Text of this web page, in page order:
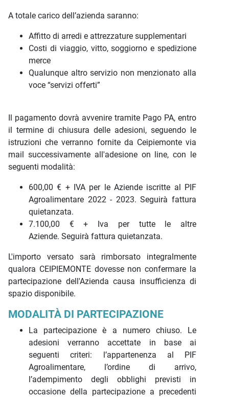
A totale carico dell’azienda saranno:
Affitto di arredi e attrezzature supplementari
Costi di viaggio, vitto, soggiorno e spedizione
merce
Qualunque altro servizio non menzionato alla
voce “servizi offerti”
Il pagamento dovrà avvenire tramite Pago PA, entro
il termine di chiusura delle adesioni, seguendo le
istruzioni che verranno fornite da Ceipiemonte via
mail successivamente all'adesione on line, con le
seguenti modalità:
600,00 € + IVA per le Aziende iscritte al PIF
Agroalimentare 2022 - 2023. Seguirà fattura
quietanzata.
7.100,00 € + Iva per tutte le altre
Aziende. Seguirà fattura quietanzata.
L'importo versato sarà rimborsato integralmente
qualora CEIPIEMONTE dovesse non confermare la
partecipazione dell'Azienda causa insufficienza di
spazio disponibile.
MODALITÀ DI PARTECIPAZIONE
La partecipazione è a numero chiuso. Le
adesioni verranno accettate in base ai
seguenti criteri: l’appartenenza al PIF
Agroalimentare, l’ordine di arrivo,
l’adempimento degli obblighi previsti in
occasione della partecipazione a precedenti